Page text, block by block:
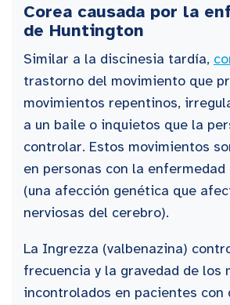
Corea causada por la
de Huntington
Similar a la discinesia tardía,
trastorno del movimiento que
movimientos repentinos,
a un baile o inquietos que la
controlar. Estos movimientos
en personas con la
(una afección genética que
nerviosas del cerebro).
La Ingrezza (valbenazina)
frecuencia y la gravedad de los
incontrolados en pacientes con